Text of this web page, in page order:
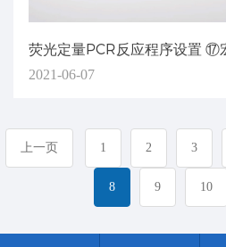
2021-06-07
上一页 1 2 3
8 9 10